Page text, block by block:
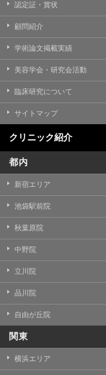
認定証・賞状
顧問紹介
学術論文掲載実績
美容学会・研究会活動
臨床研究について
サイトマップ
クリニック紹介
都内
新宿エリア
池袋駅前院
秋葉原院
中野院
立川院
品川院
自由が丘院
関東
横浜エリア